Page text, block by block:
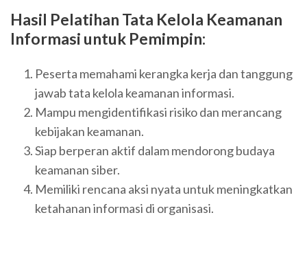
Hasil Pelatihan Tata Kelola Keamanan
Informasi untuk Pemimpin:
Peserta memahami kerangka kerja dan tanggung
jawab tata kelola keamanan informasi.
Mampu mengidentifikasi risiko dan merancang
kebijakan keamanan.
Siap berperan aktif dalam mendorong budaya
keamanan siber.
Memiliki rencana aksi nyata untuk meningkatkan
ketahanan informasi di organisasi.